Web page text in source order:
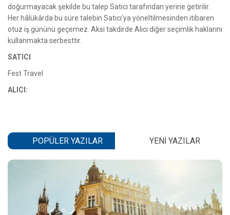
doğurmayacak şekilde bu talep Satıcı tarafından yerine getirilir.
Her hâlükârda bu süre talebin Satıcı’ya yöneltilmesinden itibaren
otuz iş gününü geçemez. Aksi takdirde Alıcı diğer seçimlik haklarını
kullanmakta serbesttir.
SATICI
Fest Travel
ALICI:
POPÜLER YAZILAR YENI YAZILAR